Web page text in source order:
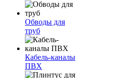
Обводы для
труб
Кабель-каналы
ПВХ